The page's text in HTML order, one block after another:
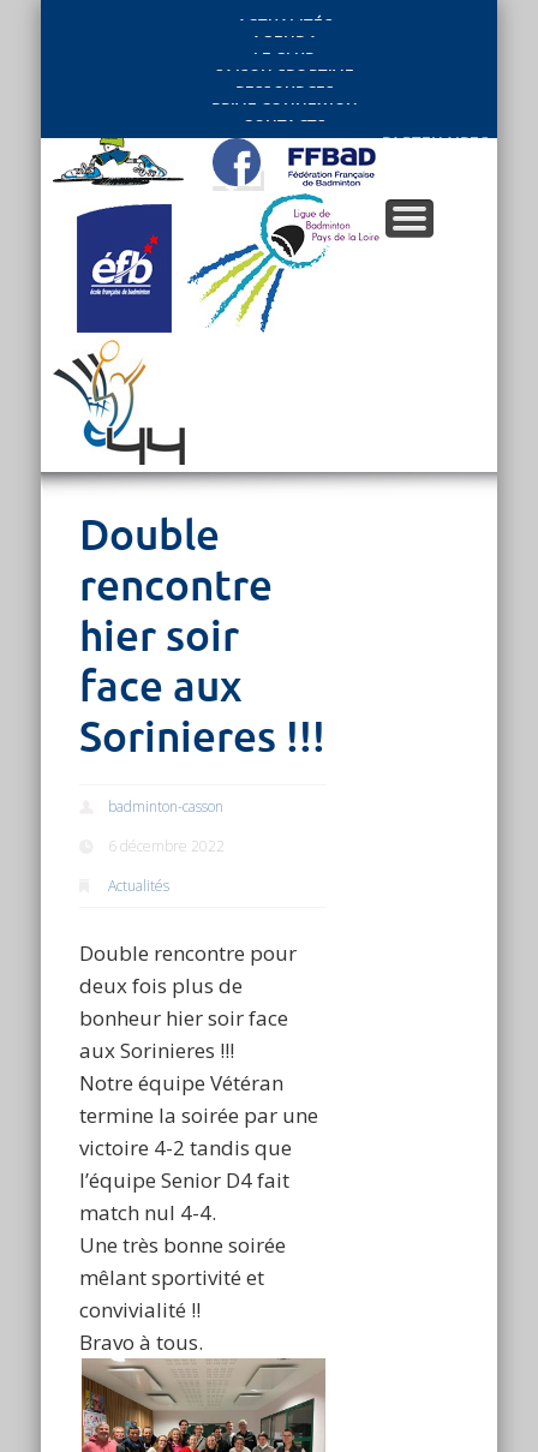
ACTUALITÉS
AGENDA
LE CLUB
SAISON SPORTIVE
RESSOURCES
PRIVE CONNEXION
CONTACTS
PARTENAIRES
Double
rencontre
hier soir
face aux
Sorinieres !!!
badminton-casson
6 décembre 2022
Actualités
Double rencontre pour
deux fois plus de
bonheur hier soir face
aux Sorinieres !!!
Notre équipe Vétéran
termine la soirée par une
victoire 4-2 tandis que
l’équipe Senior D4 fait
match nul 4-4.
Une très bonne soirée
mêlant sportivité et
convivialité !!
Bravo à tous.